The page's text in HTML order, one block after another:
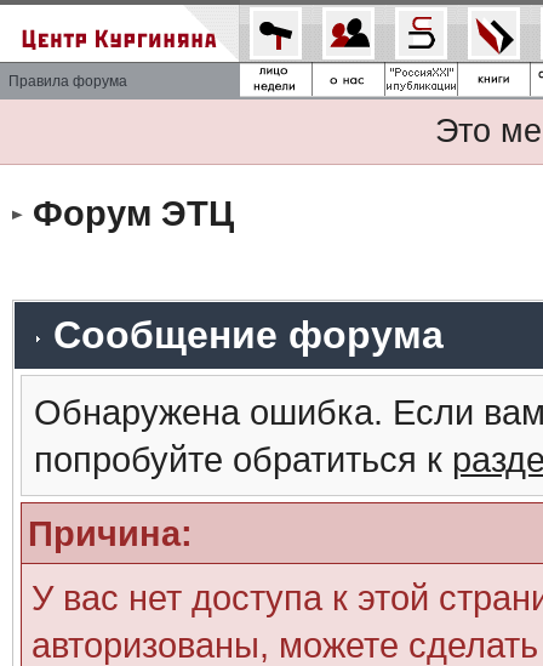
Правила форума
Это
Форум ЭТЦ
Сообщение форума
Обнаружена ошибка. Если
попробуйте обратиться к
Причина:
У вас нет доступа к этой
авторизованы, можете